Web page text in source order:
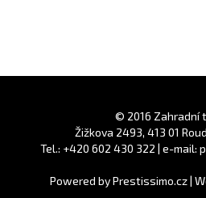
© 2016 Zahradní
Žižkova 2493, 413 01
Tel.: +420 602 430 322 | e-mail:
Powered byPrestissimo.cz|